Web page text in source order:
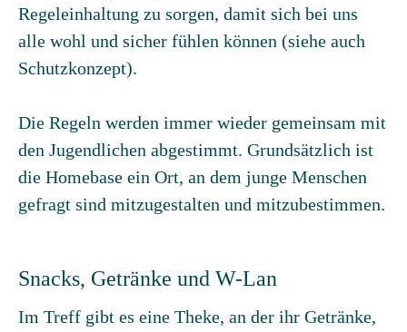
Regeleinhaltung zu sorgen, damit sich bei uns
alle wohl und sicher fühlen können (siehe auch
Schutzkonzept).
Die Regeln werden immer wieder gemeinsam mit
den Jugendlichen abgestimmt. Grundsätzlich ist
die Homebase ein Ort, an dem junge Menschen
gefragt sind mitzugestalten und mitzubestimmen.
Snacks, Getränke und W-Lan
Im Treff gibt es eine Theke, an der ihr Getränke,